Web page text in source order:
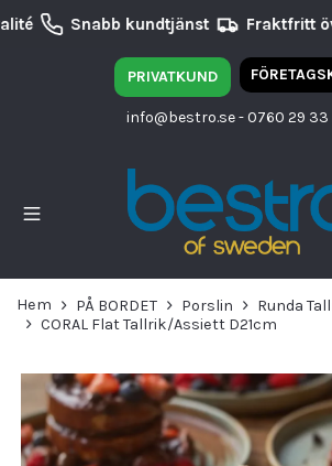
Snabb kundtjänst Fraktfritt
PRIVATKUND
info@bestro.se- 0760 29 33
Hem PÅ BORDET Porslin
Runda
CORAL Flat Tallrik/Assiett D21cm